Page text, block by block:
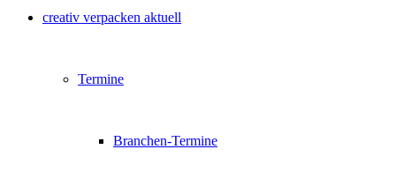
creativ verpacken aktuell
Termine
Branchen-Termine